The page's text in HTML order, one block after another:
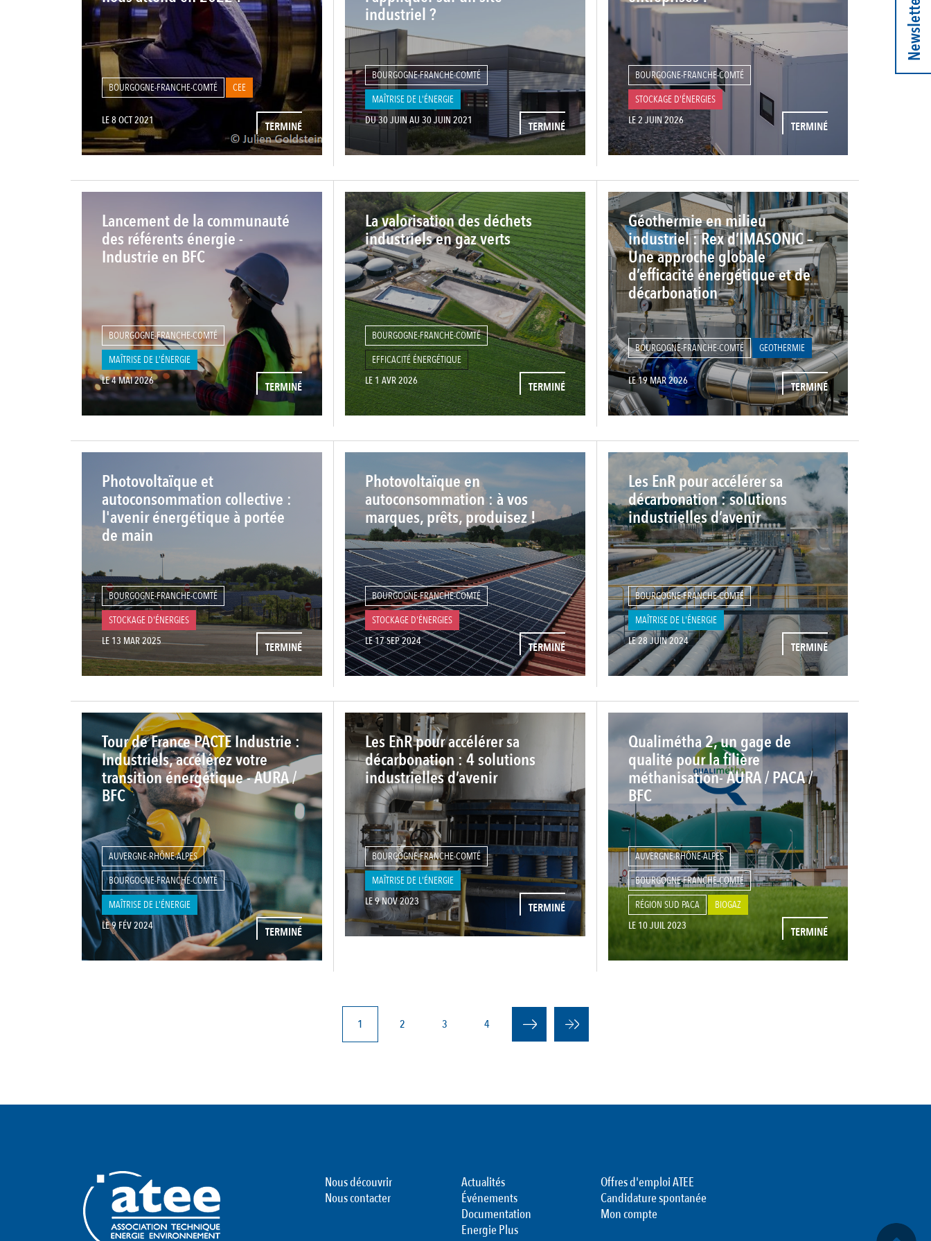
BOURGOGNE-FRANCHE-COMTÉ CEE
LE 8 OCT 2021 TERMINÉ
industriel ?
BOURGOGNE-FRANCHE-COMTÉ
MAÎTRISE DE L'ÉNERGIE
DU 30 JUIN AU 30 JUIN 2021
TERMINÉ
BOURGOGNE-FRANCHE-COMTÉ
STOCKAGE D'ÉNERGIES
LE 2 JUIN 2026
TERMINÉ
Lancement de la communauté
des référents énergie -
Industrie en BFC
BOURGOGNE-FRANCHE-COMTÉ
MAÎTRISE DE L'ÉNERGIE
LE 4 MAI 2026
TERMINÉ
La valorisation des déchets
industriels en gaz verts
BOURGOGNE-FRANCHE-COMTÉ
EFFICACITÉ ÉNERGÉTIQUE
LE 1 AVR 2026
TERMINÉ
Géothermie en milieu
industriel : Rex d’IMASONIC –
Une approche globale
d’efficacité énergétique et de
décarbonation
BOURGOGNE-FRANCHE-COMTÉ GEOTHERMIE
LE 19 MAR 2026 TERMINÉ
Photovoltaïque et
autoconsommation collective :
l'avenir énergétique à portée
de main
BOURGOGNE-FRANCHE-COMTÉ
STOCKAGE D'ÉNERGIES
LE 13 MAR 2025
TERMINÉ
Photovoltaïque en
autoconsommation : à vos
marques, prêts, produisez !
BOURGOGNE-FRANCHE-COMTÉ
STOCKAGE D'ÉNERGIES
LE 17 SEP 2024
TERMINÉ
Les EnR pour accélérer sa
décarbonation : solutions
industrielles d’avenir
BOURGOGNE-FRANCHE-COMTÉ
MAÎTRISE DE L'ÉNERGIE
LE 28 JUIN 2024
TERMINÉ
Tour de France PACTE Industrie :
Industriels, accélérez votre
transition énergétique - AURA /
BFC
AUVERGNE-RHÔNE-ALPES
BOURGOGNE-FRANCHE-COMTÉ
MAÎTRISE DE L'ÉNERGIE
LE 9 FÉV 2024
TERMINÉ
Les EnR pour accélérer sa
décarbonation : 4 solutions
industrielles d’avenir
BOURGOGNE-FRANCHE-COMTÉ
MAÎTRISE DE L'ÉNERGIE
LE 9 NOV 2023
TERMINÉ
Qualimétha 2, un gage de
qualité pour la filière
méthanisation- AURA / PACA /
BFC
AUVERGNE-RHÔNE-ALPES
BOURGOGNE-FRANCHE-COMTÉ
RÉGION SUD PACA
BIOGAZ
LE 10 JUIL 2023
TERMINÉ
Page
courante
1 Page
2 Page
3 Page
4
Newsletter
Nous découvrir
Nous contacter
Actualités
Événements
Documentation
Energie Plus
Offres d'emploi ATEE
Candidature spontanée
Mon compte